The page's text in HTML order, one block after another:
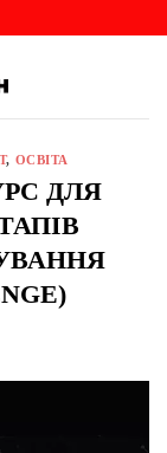
, ОСВІТА
ДЛЯ